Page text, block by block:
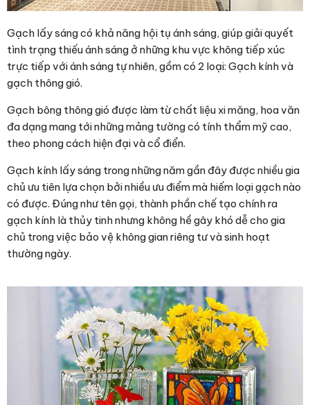
Gạch lấy sáng có khả năng hội tụ ánh sáng, giúp giải quyết
tình trạng thiếu ánh sáng ở những khu vực không tiếp xúc
trực tiếp với ánh sáng tự nhiên, gồm có 2 loại: Gạch kính và
gạch thông gió.
Gạch bông thông gió được làm từchất liệu xi măng, hoa văn
đa dạng mang tới những mảng tường có tính thẩm mỹ cao,
theo phong cách hiện đại và cổ điển.
Gạch kính lấy sáng trong những năm gần đây được nhiều gia
chủ ưu tiên lựa chọn bởi nhiều ưu điểm mà hiếm loại gạch nào
có được. Đúng như tên gọi, thành phần chế tạo chính ra
gạch kính là thủy tinh nhưng không hề gây khó dễ cho gia
chủ trong việc bảo vệ không gian riêng tư và sinh hoạt
thường ngày.